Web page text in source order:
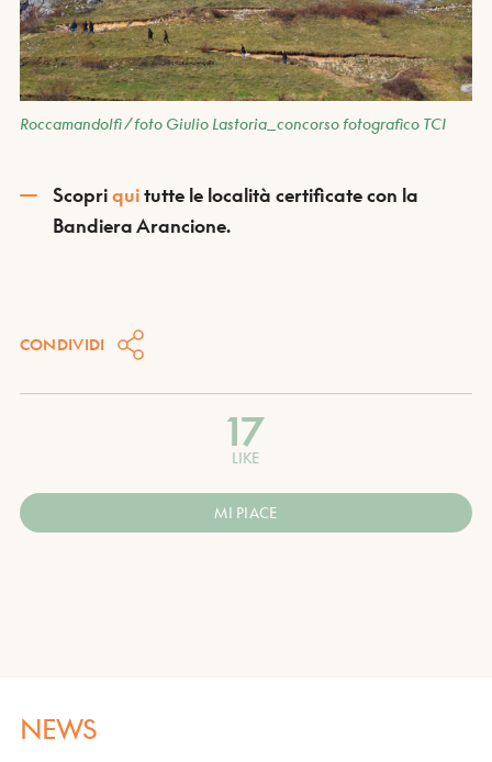
Roccamandolfi / foto Giulio Lastoria_concorso fotografico TCI
Scopriquitutte le località certificate con la
Bandiera Arancione.
CONDIVIDI
17
LIKE
MI PIACE
NEWS